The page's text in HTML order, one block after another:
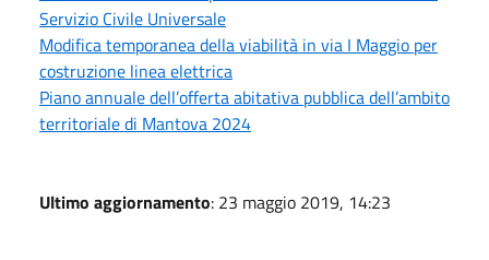
Servizio Civile Universale
Modifica temporanea della viabilità in via I Maggio per
costruzione linea elettrica
Piano annuale dell’offerta abitativa pubblica dell’ambito
territoriale di Mantova 2024
Ultimo aggiornamento: 23 maggio 2019, 14:23